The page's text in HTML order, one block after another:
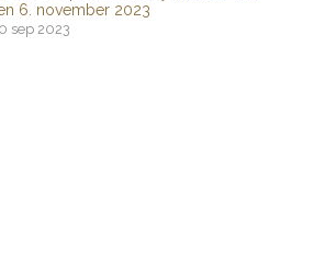
6. november 2023
sep 2023